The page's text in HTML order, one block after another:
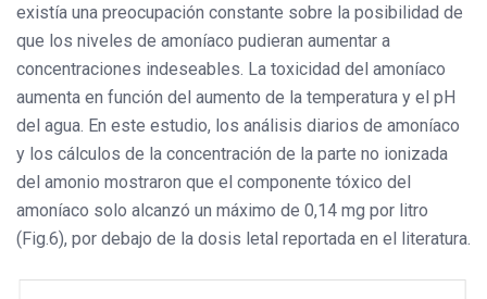
existía una preocupación constante sobre la posibilidad de
que los niveles de amoníaco pudieran aumentar a
concentraciones indeseables. La toxicidad del amoníaco
aumenta en función del aumento de la temperatura y el pH
del agua. En este estudio, los análisis diarios de amoníaco
y los cálculos de la concentración de la parte no ionizada
del amonio mostraron que el componente tóxico del
amoníaco solo alcanzó un máximo de 0,14 mg por litro
(Fig.6), por debajo de la dosis letal reportada en el literatura.